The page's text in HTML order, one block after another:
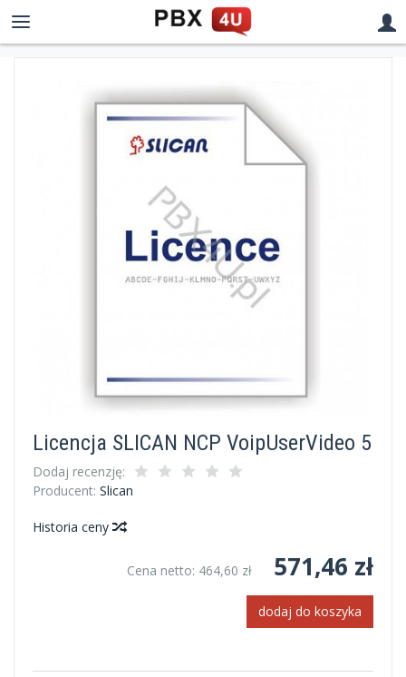
Licencja SLICAN NCP VoipUserVideo 5
Dodaj recenzję:
Producent: Slican
Historia ceny
Cena netto: 464,60 zł 571,46 zł
dodaj do koszyka